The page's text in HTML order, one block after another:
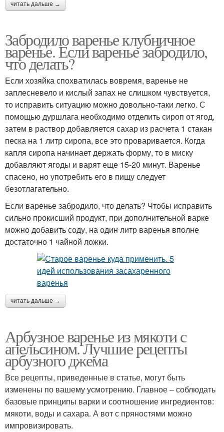
читать дальше →
Забродило варенье клубничное
варенье. Если варенье забродило,
что делать?
Если хозяйка спохватилась вовремя, варенье не
заплесневело и кислый запах не слишком чувствуется,
то исправить ситуацию можно довольно-таки легко. С
помощью дуршлага необходимо отделить сироп от ягод,
затем в раствор добавляется сахар из расчета 1 стакан
песка на 1 литр сиропа, все это проваривается. Когда
капля сиропа начинает держать форму, то в миску
добавляют ягоды и варят еще 15-20 минут. Варенье
спасено, но употребить его в пищу следует
безотлагательно.
Если варенье забродило, что делать? Чтобы исправить
сильно прокисший продукт, при дополнительной варке
можно добавить соду, на один литр варенья вполне
достаточно 1 чайной ложки.
читать дальше →
Арбузное варенье из мякоти с
апельсином. Лучшие рецепты
арбузного джема
Все рецепты, приведенные в статье, могут быть
изменены по вашему усмотрению. Главное – соблюдать
базовые принципы варки и соотношение ингредиентов:
мякоти, воды и сахара. А вот с пряностями можно
импровизировать.